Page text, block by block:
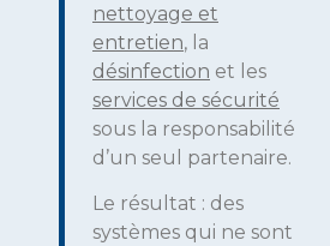
nettoyage et
entretien, la
désinfection et les
services de sécurité
sous la responsabilité
d’un seul partenaire.
Le résultat : des
systèmes qui ne sont